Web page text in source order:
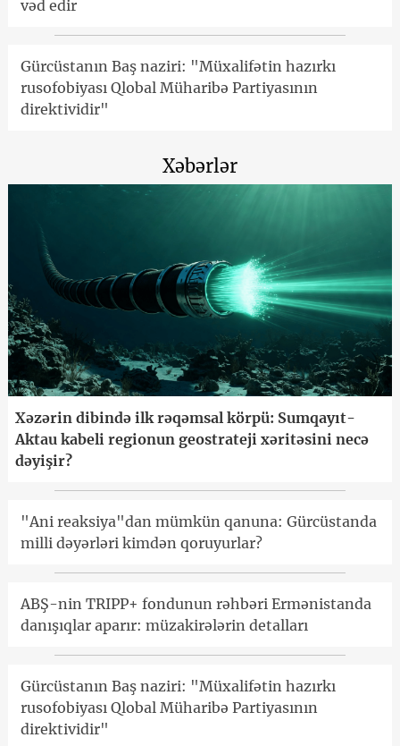
vəd edir
Gürcüstanın Baş naziri: "Müxalifətin hazırkı
rusofobiyası Qlobal Müharibə Partiyasının
direktividir"
Xəbərlər
Xəzərin dibində ilk rəqəmsal körpü: Sumqayıt-
Aktau kabeli regionun geostrateji xəritəsini necə
dəyişir?
"Ani reaksiya"dan mümkün qanuna: Gürcüstanda
milli dəyərləri kimdən qoruyurlar?
ABŞ-nin TRIPP+ fondunun rəhbəri Ermənistanda
danışıqlar aparır: müzakirələrin detalları
Gürcüstanın Baş naziri: "Müxalifətin hazırkı
rusofobiyası Qlobal Müharibə Partiyasının
direktividir"